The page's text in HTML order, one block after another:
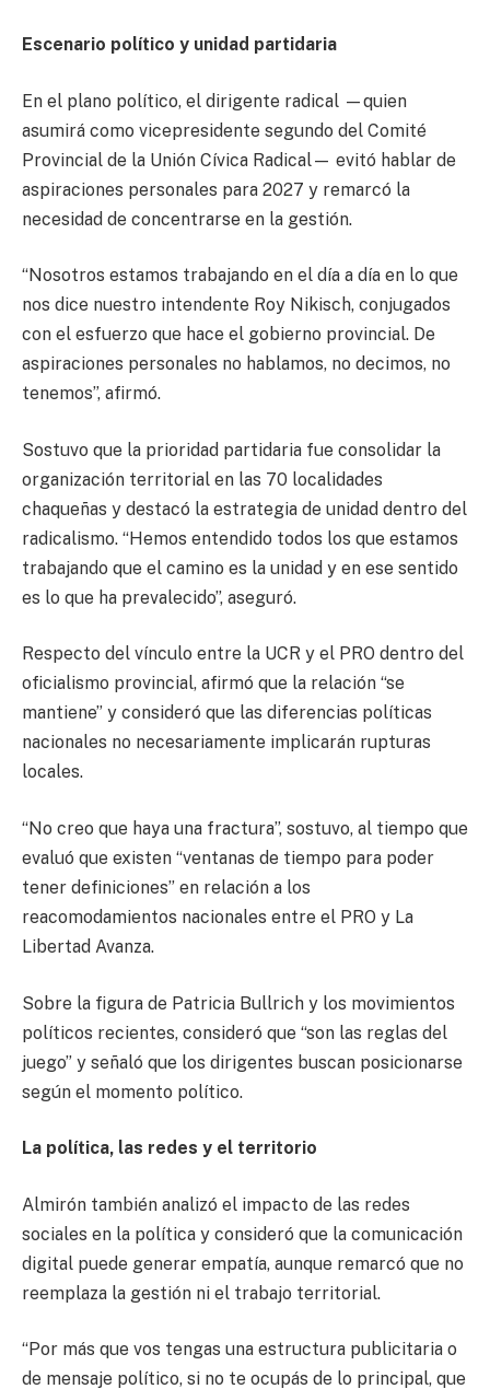
Escenario político y unidad partidaria
En el plano político, el dirigente radical —quien
asumirá como vicepresidente segundo del Comité
Provincial de la Unión Cívica Radical— evitó hablar de
aspiraciones personales para 2027 y remarcó la
necesidad de concentrarse en la gestión.
“Nosotros estamos trabajando en el día a día en lo que
nos dice nuestro intendente Roy Nikisch, conjugados
con el esfuerzo que hace el gobierno provincial. De
aspiraciones personales no hablamos, no decimos, no
tenemos”, afirmó.
Sostuvo que la prioridad partidaria fue consolidar la
organización territorial en las 70 localidades
chaqueñas y destacó la estrategia de unidad dentro del
radicalismo. “Hemos entendido todos los que estamos
trabajando que el camino es la unidad y en ese sentido
es lo que ha prevalecido”, aseguró.
Respecto del vínculo entre la UCR y el PRO dentro del
oficialismo provincial, afirmó que la relación “se
mantiene” y consideró que las diferencias políticas
nacionales no necesariamente implicarán rupturas
locales.
“No creo que haya una fractura”, sostuvo, al tiempo que
evaluó que existen “ventanas de tiempo para poder
tener definiciones” en relación a los
reacomodamientos nacionales entre el PRO y La
Libertad Avanza.
Sobre la figura de Patricia Bullrich y los movimientos
políticos recientes, consideró que “son las reglas del
juego” y señaló que los dirigentes buscan posicionarse
según el momento político.
La política, las redes y el territorio
Almirón también analizó el impacto de las redes
sociales en la política y consideró que la comunicación
digital puede generar empatía, aunque remarcó que no
reemplaza la gestión ni el trabajo territorial.
“Por más que vos tengas una estructura publicitaria o
de mensaje político, si no te ocupás de lo principal, que